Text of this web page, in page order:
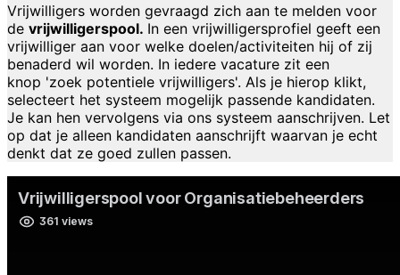
Vrijwilligers worden gevraagd zich aan te melden voor
de vrijwilligerspool. In een vrijwilligersprofiel geeft een
vrijwilliger aan voor welke doelen/activiteiten hij of zij
benaderd wil worden. In iedere vacature zit een
knop 'zoek potentiele vrijwilligers'. Als je hierop klikt,
selecteert het systeem mogelijk passende kandidaten.
Je kan hen vervolgens via ons systeem aanschrijven. Let
op dat je alleen kandidaten aanschrijft waarvan je echt
denkt dat ze goed zullen passen.